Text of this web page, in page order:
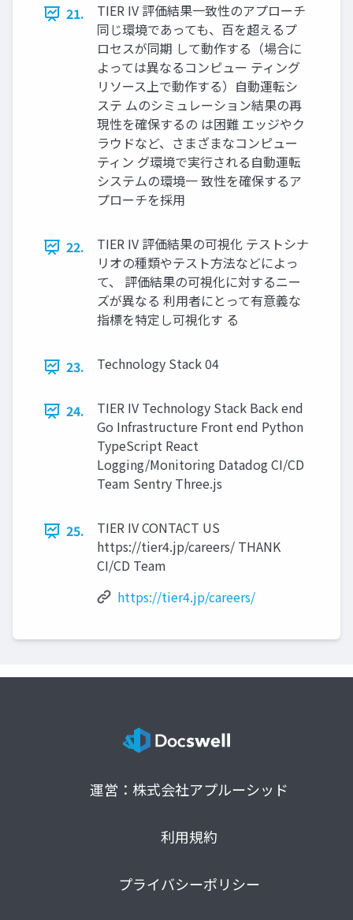
21.
TIER IV 評価結果一致性のアプローチ
同じ環境であっても、百を超えるプ
ロセスが同期 して動作する（場合に
よっては異なるコンピュー ティング
リソース上で動作する）自動運転シ
ステ ムのシミュレーション結果の再
現性を確保するの は困難 エッジやク
ラウドなど、さまざまなコンピュー
ティン グ環境で実行される自動運転
システムの環境一 致性を確保するア
プローチを採用
22.
TIER IV 評価結果の可視化 テストシナ
リオの種類やテスト方法などによっ
て、 評価結果の可視化に対するニー
ズが異なる 利用者にとって有意義な
指標を特定し可視化す る
23. Technology Stack 04
24.
TIER IV Technology Stack Back end
Go Infrastructure Front end Python
TypeScript React
Logging/Monitoring Datadog CI/CD
Team Sentry Three.js
25.
TIER IV CONTACT US
https://tier4.jp/careers/ THANK
CI/CD Team
https://tier4.jp/careers/
運営：株式会社アプルーシッド
利用規約
プライバシーポリシー